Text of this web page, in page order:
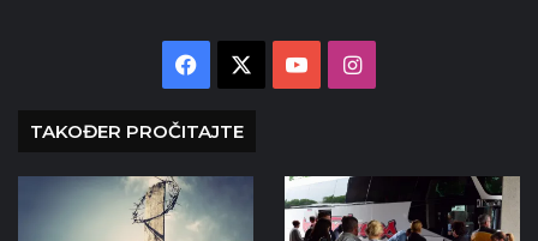
Facebook YouTubeInstagram
TAKOĐER PROČITAJTE